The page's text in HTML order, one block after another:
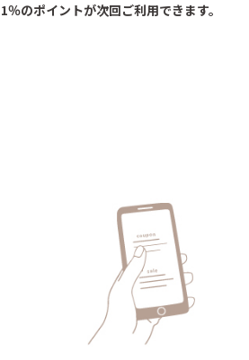
1％のポイントが次回ご利用できます。